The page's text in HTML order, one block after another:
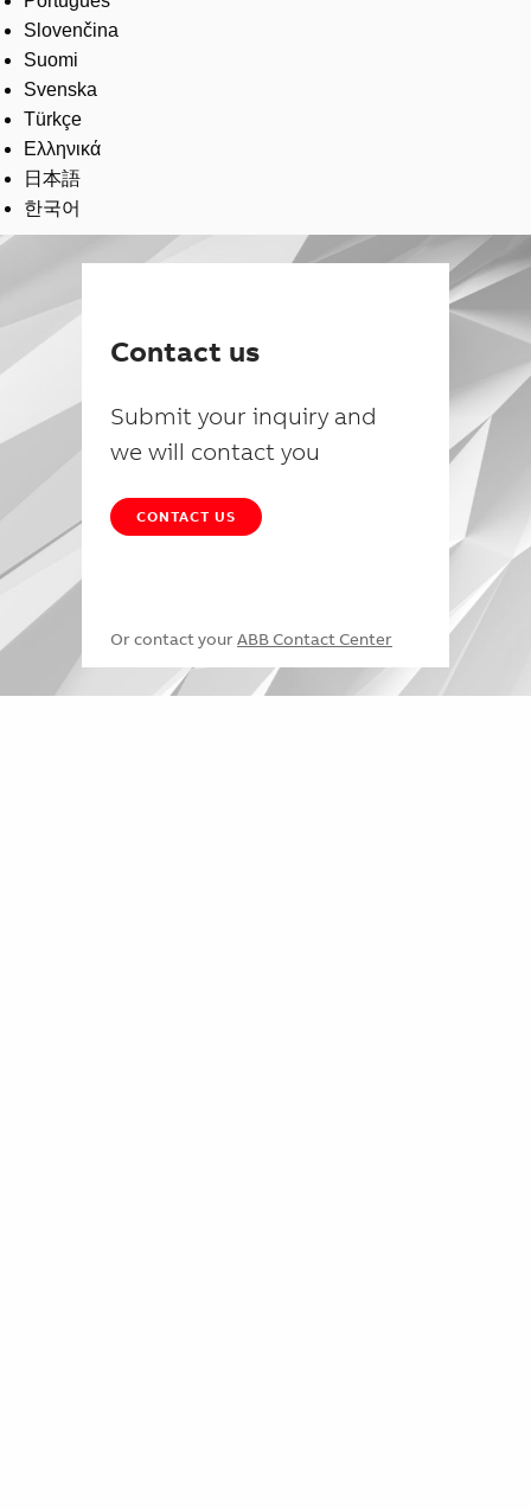
Slovenčina
Suomi
Svenska
Türkçe
Ελληνικά
日本語
한국어
Contact us
Submit your inquiry and
we will contact you
CONTACT US
Or contact your ABB Contact Center